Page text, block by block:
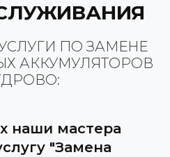
ПО ЗАМЕНЕ
АККУМУЛЯТОРОВ
наши мастера
"Замена